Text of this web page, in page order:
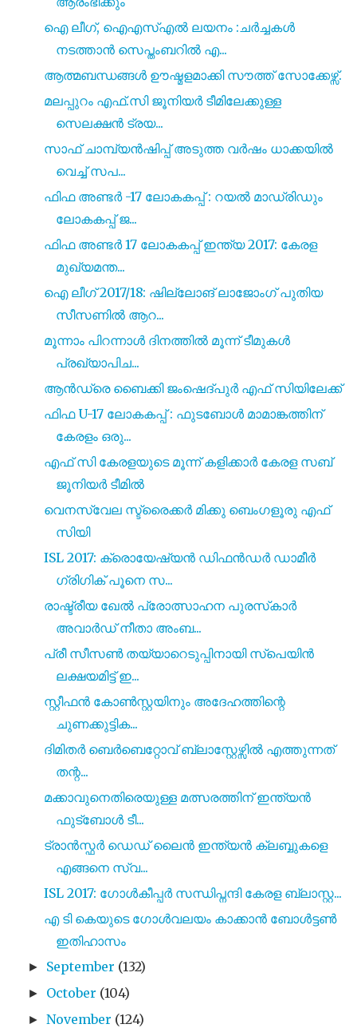
ഐ ലീഗ്, ഐഎസ്എൽ ലയനം :ചർച്ചകൾ
നടത്താൻ സെപ്തംബറിൽ എ...
ആത്മബന്ധങ്ങൾ ഊഷ്മളമാക്കി സൗത്ത് സോക്കേഴ്സ്.
മലപ്പുറം എഫ്.സി ജൂനിയർ ടീമിലേക്കുള്ള
സെലക്ഷൻ ട്രയ...
സാഫ് ചാമ്പ്യൻഷിപ്പ് അടുത്ത വർഷം ധാക്കയിൽ
വെച്ച് സപ...
ഫിഫ അണ്ടർ -17 ലോകകപ്പ് : റയൽ മാഡ്രിഡും
ലോകകപ്പ് ജ...
ഫിഫ അണ്ടർ 17 ലോകകപ്പ് ഇന്ത്യ 2017: കേരള
മുഖ്യമന്ത...
ഐ ലീഗ് 2017/18: ഷില്ലോങ് ലാജോംഗ് പുതിയ
സീസണിൽ ആറ...
മൂന്നാം പിറന്നാൾ ദിനത്തിൽ മൂന്ന് ടീമുകൾ
പ്രഖ്യാപിച...
ആൻഡ്രെ ബൈക്കി ജംഷെദ്പുർ എഫ് സിയിലേക്ക്
ഫിഫ U-17 ലോകകപ്പ് : ഫുടബോൾ മാമാങ്കത്തിന്
കേരളം ഒരു...
എഫ് സി കേരളയുടെ മൂന്ന് കളിക്കാർ കേരള സബ്
ജൂനിയർ ടീമിൽ
വെനസ്വേല സ്ട്രൈക്കർ മിക്കു ബെംഗളൂരു എഫ്
സിയി
ISL 2017: ക്രൊയേഷ്യൻ ഡിഫൻഡർ ഡാമീർ
ഗ്രിഗിക് പൂനെ സ...
രാഷ്ട്രീയ ഖേൽ പ്രോത്സാഹന പുരസ്‌കാർ
അവാർഡ് നീതാ അംബ...
പ്രീ സീസൺ തയ്യാറെടുപ്പിനായി സ്പെയിൻ
ലക്ഷയമിട്ട് ഇ...
സ്റ്റീഫൻ കോൺസ്റ്റയിനും അദേഹത്തിന്റെ
ചുണക്കുട്ടിക...
ദിമിതർ ബെർബെറ്റോവ് ബ്ലാസ്റ്റേഴ്സിൽ എത്തുന്നത്
തന്റ...
മക്കാവുനെതിരെയുള്ള മത്സരത്തിന് ഇന്ത്യൻ
ഫുട്ബോൾ ടീ...
ട്രാൻസ്ഫർ ഡെഡ്‌ ലൈൻ ഇന്ത്യൻ ക്ലബ്ബുകളെ
എങ്ങനെ സ്വ...
ISL 2017: ഗോൾകീപ്പർ സന്ധിപ്നന്ദി കേരള ബ്ലാസ്റ്റ...
എ ടി കെയുടെ ഗോൾവലയം കാക്കാൻ ബോൾട്ടൺ
ഇതിഹാസം
► September (132)
► October (104)
►November (124)